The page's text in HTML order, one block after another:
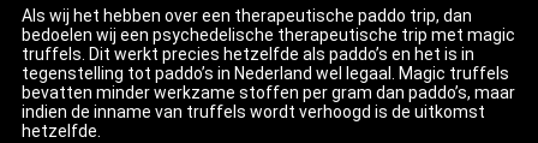
Als wij het hebben over een therapeutische paddo trip, dan
bedoelen wij een psychedelische therapeutische trip met magic
truffels. Dit werkt precies hetzelfde als paddo’s en het is in
tegenstelling tot paddo’s in Nederland wel legaal. Magic truffels
bevatten minder werkzame stoffen per gram dan paddo’s, maar
indien de inname van truffels wordt verhoogd is de uitkomst
hetzelfde.